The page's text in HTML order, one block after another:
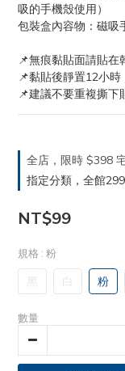
吸的手機殼使用）
包裝盒內容物：磁吸
📌無痕黏貼面請貼在
📌黏貼後靜置12小
📌建議不要重複撕下
全店，限時 $398
指定分類，全館
NT$99
規格 : 粉
黑 白 粉
數量